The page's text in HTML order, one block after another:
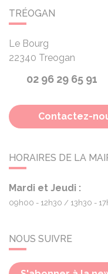
TRÉOGAN
Le Bourg
22340 Treogan
02 96 29 65 91
Contactez-
HORAIRES DE LA
Mardi et Jeudi :
09h00 - 12h30 13h30 -
NOUS SUIVRE